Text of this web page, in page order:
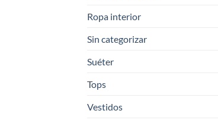
Ropa interior
Sin categorizar
Suéter
Tops
Vestidos